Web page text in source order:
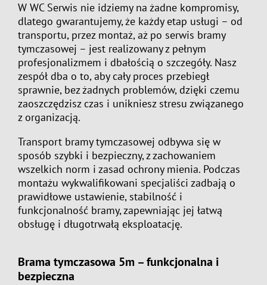
W WC Serwis nie idziemy na żadne kompromisy,
dlatego gwarantujemy, że każdy etap usługi – od
transportu, przez montaż, aż po serwis bramy
tymczasowej – jest realizowany z pełnym
profesjonalizmem i dbałością o szczegóły. Nasz
zespół dba o to, aby cały proces przebiegł
sprawnie, bez żadnych problemów, dzięki czemu
zaoszczędzisz czas i unikniesz stresu związanego
z organizacją.
Transport bramy tymczasowej odbywa się w
sposób szybki i bezpieczny, z zachowaniem
wszelkich norm i zasad ochrony mienia. Podczas
montażu wykwalifikowani specjaliści zadbają o
prawidłowe ustawienie, stabilność i
funkcjonalność bramy, zapewniając jej łatwą
obsługę i długotrwałą eksploatację.
Brama tymczasowa 5m – funkcjonalna i
bezpieczna